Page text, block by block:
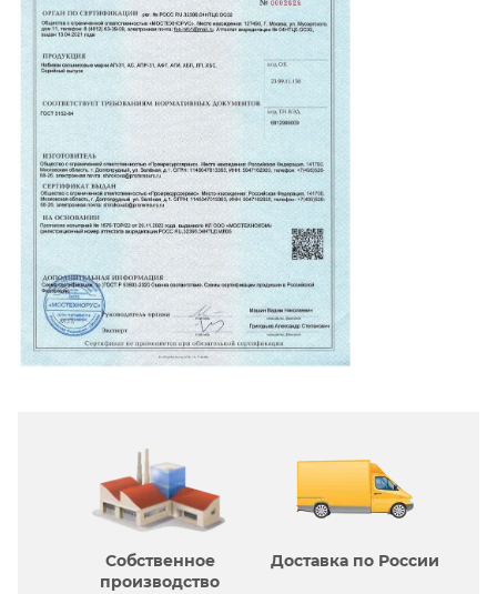
Собственное
производcтво
Доставка по России